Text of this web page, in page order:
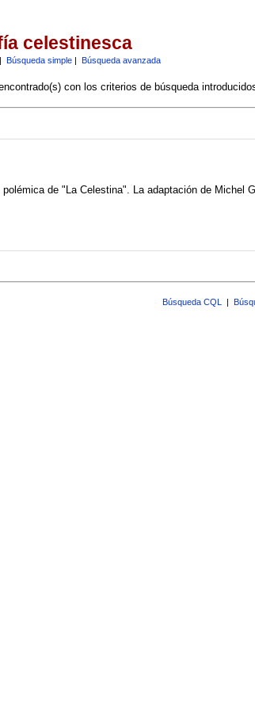
celestinesca
Búsqueda simple| Búsqueda avanzada
con los criterios de búsqueda
de "La Celestina". La adaptación de Michel
Búsqueda CQL |